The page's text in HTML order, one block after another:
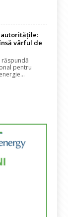
vârful de
pentru